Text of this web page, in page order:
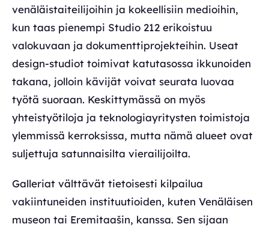
venäläistaiteilijoihin ja kokeellisiin medioihin,
kun taas pienempi Studio 212 erikoistuu
valokuvaan ja dokumenttiprojekteihin. Useat
design-studiot toimivat katutasossa ikkunoiden
takana, jolloin kävijät voivat seurata luovaa
työtä suoraan. Keskittymässä on myös
yhteistyötiloja ja teknologiayritysten toimistoja
ylemmissä kerroksissa, mutta nämä alueet ovat
suljettuja satunnaisilta vierailijoilta.
Galleriat välttävät tietoisesti kilpailua
vakiintuneiden instituutioiden, kuten Venäläisen
museon tai Eremitaašin, kanssa. Sen sijaan